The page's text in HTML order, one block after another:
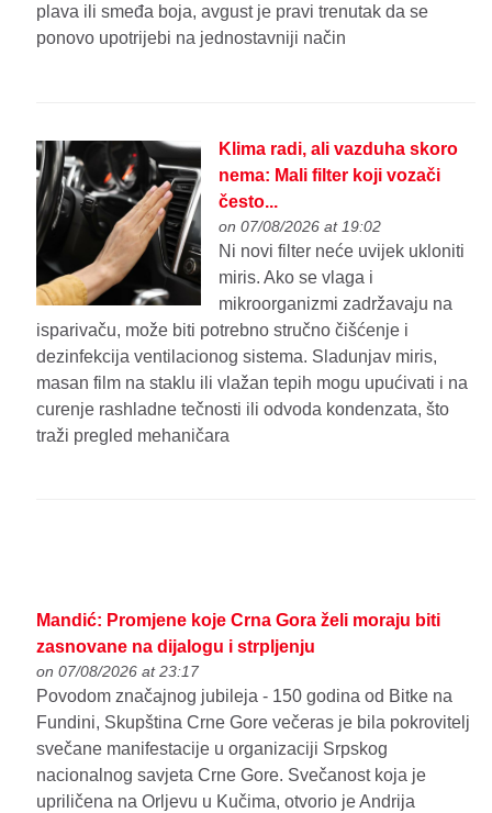
plava ili smeđa boja, avgust je pravi trenutak da se
ponovo upotrijebi na jednostavniji način
Klima radi, ali vazduha skoro
nema: Mali filter koji vozači
često...
on 07/08/2026 at 19:02
Ni novi filter neće uvijek ukloniti
miris. Ako se vlaga i
mikroorganizmi zadržavaju na
isparivaču, može biti potrebno stručno čišćenje i
dezinfekcija ventilacionog sistema. Sladunjav miris,
masan film na staklu ili vlažan tepih mogu upućivati i na
curenje rashladne tečnosti ili odvoda kondenzata, što
traži pregled mehaničara
Mandić: Promjene koje Crna Gora želi moraju biti
zasnovane na dijalogu i strpljenju
on 07/08/2026 at 23:17
Povodom značajnog jubileja - 150 godina od Bitke na
Fundini, Skupština Crne Gore večeras je bila pokrovitelj
svečane manifestacije u organizaciji Srpskog
nacionalnog savjeta Crne Gore. Svečanost koja je
upriličena na Orljevu u Kučima, otvorio je Andrija